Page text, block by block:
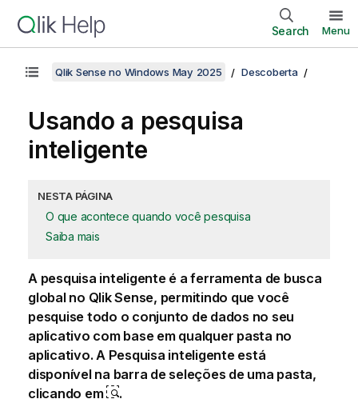
Search Menu
Qlik Sense no Windows May 2025 Descoberta
Usando a pesquisa
inteligente
NESTA PÁGINA
O que acontece quando você pesquisa
Saiba mais
A pesquisa inteligente é a ferramenta de busca
global no Qlik Sense, permitindo que você
pesquise todo o conjunto de dados no seu
aplicativo com base em qualquer pasta no
aplicativo. A Pesquisa inteligente está
disponível na barra de seleções de uma pasta,
clicando em
.